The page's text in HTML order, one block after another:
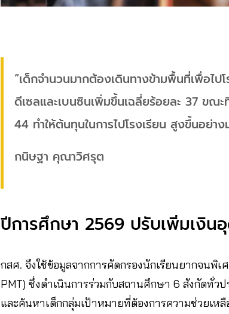
“เด็กจำนวนมากต้องเดินทางข้ามพื้นที่เพื่อไป
ดีเซลและเบนซินเพิ่มขึ้นเฉลี่ยร้อยละ 37 ขณะ
44 ทำให้ต้นทุนในการไปโรงเรียน สูงขึ้นอย่า
กนิษฐา คุณาวิศรุต
ปีการศึกษา 2569 ปรับเพิ่มเงิ
กสศ. จึงใช้ข้อมูลจากการคัดกรองนักเรียนยากจนพิ
PMT) ซึ่งดำเนินการร่วมกับสถานศึกษา 6 สังกัดทั่
และค้นหาเด็กกลุ่มเป้าหมายที่ต้องการความช่วยเห